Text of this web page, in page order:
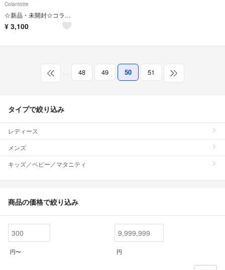
Colantotte
☆新品・未開封☆コラントッテ Wacle ネック twin 白M 45cm
¥ 3,100
… 48 49 50 51
タイプで絞り込み
レディース
メンズ
キッズ／ベビー／マタニティ
商品の価格で絞り込み
円〜 円